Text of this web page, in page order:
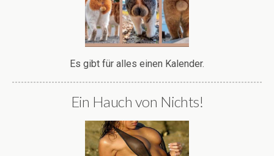
Es gibt für alles einen Kalender.
Ein Hauch von Nichts!